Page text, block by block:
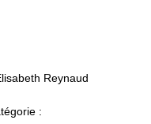
Reynaud
: